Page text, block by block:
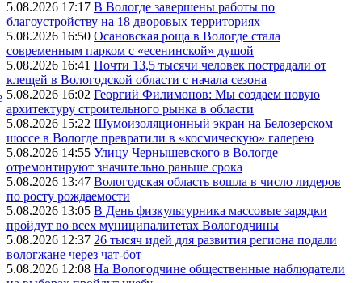
5.08.2026 17:17 В Вологде завершены работы по
благоустройству на 18 дворовых территориях
5.08.2026 16:50 Осановская роща в Вологде стала
современным парком с «есенинской» душой
5.08.2026 16:41 Почти 13,5 тысячи человек пострадали от
клещей в Вологодской области с начала сезона
5.08.2026 16:02 Георгий Филимонов: Мы создаем новую
архитектуру строительного рынка в области
5.08.2026 15:22 Шумоизоляционный экран на Белозерском
шоссе в Вологде превратили в «космическую» галерею
5.08.2026 14:55 Улицу Чернышевского в Вологде
отремонтируют значительно раньше срока
5.08.2026 13:47 Вологодская область вошла в число лидеров
по росту рождаемости
5.08.2026 13:05 В День физкультурника массовые зарядки
пройдут во всех муниципалитетах Вологодчины
5.08.2026 12:37 26 тысяч идей для развития региона подали
вологжане через чат-бот
5.08.2026 12:08 На Вологодчине общественные наблюдатели